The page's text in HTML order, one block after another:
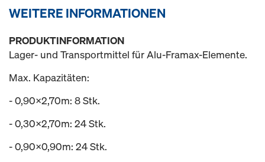
WEITERE INFORMATIONEN
PRODUKTINFORMATION
Lager- und Transportmittel für Alu-Framax-Elemente.
Max. Kapazitäten:
- 0,90x2,70m: 8 Stk.
- 0,30x2,70m: 24 Stk.
- 0,90x0,90m: 24 Stk.